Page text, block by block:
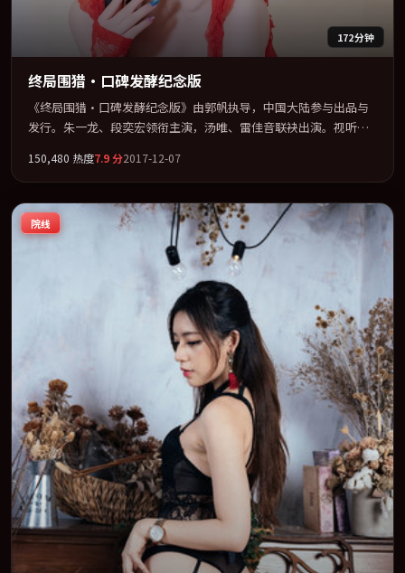
172分钟
终局围猎·口碑发酵纪念版
《终局围猎·口碑发酵纪念版》由郭帆执导，中国大陆参与出品与
发行。朱一龙、段奕宏领衔主演，汤唯、雷佳音联袂出演。视听语
架，在叙事、表演与视听上力求统一。定于 2017-08-07 在内地院线
及主流平台同步亮相，2017 年度话题片中口碑稳健，适合喜欢强情
节与人物弧光的观众完整观看。
150,480 热度7.9分2017-12-07
院线